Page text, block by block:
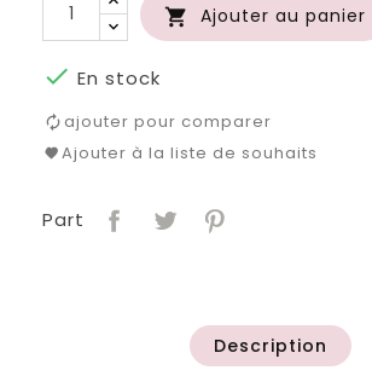
 Ajouter au panier
 En stock
ajouter pour comparer
Ajouter à la liste de souhaits
Part
Description